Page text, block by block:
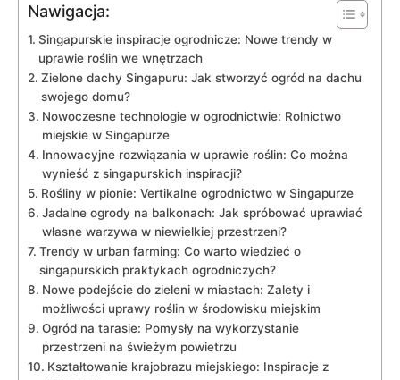
Nawigacja:
Singapurskie inspiracje ogrodnicze:‍ Nowe trendy w
uprawie roślin ​we wnętrzach
Zielone dachy Singapuru:‌ Jak stworzyć ogród na‍ dachu
swojego⁢ domu?
Nowoczesne technologie w ogrodnictwie: Rolnictwo
miejskie w Singapurze
Innowacyjne rozwiązania w uprawie roślin:‌ Co można
wynieść z singapurskich inspiracji?
Rośliny ‍w pionie: Vertikalne⁤ ogrodnictwo w​ Singapurze
Jadalne ogrody na balkonach: Jak spróbować uprawiać
własne warzywa w niewielkiej przestrzeni?
Trendy⁣ w‌ urban farming: Co ‌warto wiedzieć​ o
singapurskich praktykach ⁤ogrodniczych?
Nowe ‍podejście do zieleni ​w miastach: ⁣Zalety i
możliwości uprawy roślin w środowisku miejskim
Ogród na tarasie:‌ Pomysły na wykorzystanie
przestrzeni na świeżym⁤ powietrzu
Kształtowanie krajobrazu miejskiego: Inspiracje ​z